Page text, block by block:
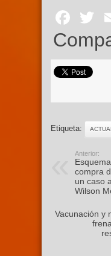
Etiqueta:
Anterior:
compra
un caso
Wilson
Vacunación y